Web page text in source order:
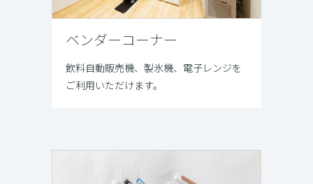
ベンダーコーナー
飲料自動販売機、製氷機、電子レンジを
ご利用いただけます。